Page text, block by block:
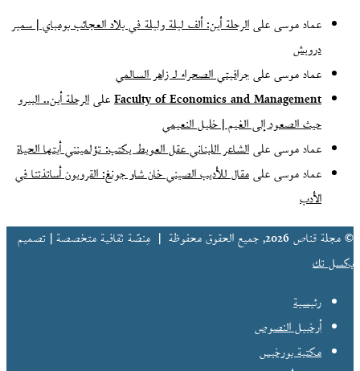
عماد موسىعلىالرحلة أين: ألف ليلة وليلة في بلاد العجائب بومباي | سمير
درويش
عماد موسىعلىجرافيتي الصحراء لـ زاهر السالمي
Faculty of Economics and Managementعلىالرحلة أين.. البيرو
حيث الصعود إلى الغيم | خليل النعيمي
عماد موسىعلىالشاعر اللبناني عقل العويط يكتب: تؤلمينني أيتها الحياة
عماد موسىعلىمقال للأديب الصيني خان شاو جونغ: القرويون أساتذتنا في
الأدب
© مجلة قناص 2026, جميع الحقوق محفوظة |
مِنصّة ثقافية متخصصة | تصميم
بكسل تك
رئيسية
أرخبيل النصوص
مكتبة بورخيس